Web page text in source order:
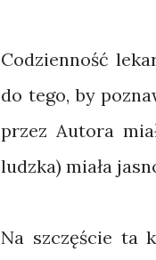
Codzienność
do tego, by
przez Autora
ludzka) miała
Na szczęście ta